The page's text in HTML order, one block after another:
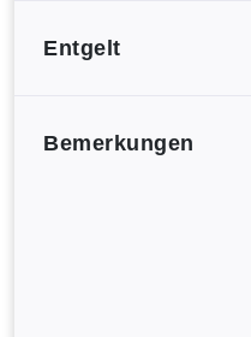
Entgelt
Bemerkungen